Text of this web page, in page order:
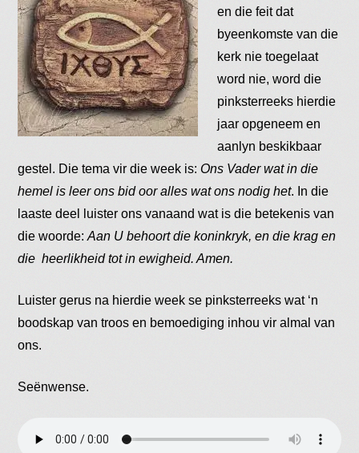
en die feit dat
byeenkomste van die
kerk nie toegelaat
word nie, word die
pinksterreeks hierdie
jaar opgeneem en
aanlyn beskikbaar
gestel. Die tema vir die week is:Ons Vader wat in die
hemel is leer ons bid oor alles wat ons nodig het. In die
laaste deel luister ons vanaand wat is die betekenis van
die woorde:Aan U behoort die koninkryk, en die krag en
die heerlikheid tot in ewigheid. Amen.
Luister gerus na hierdie week se pinksterreeks wat ‘n
boodskap van troos en bemoediging inhou vir almal van
ons.
Seënwense.